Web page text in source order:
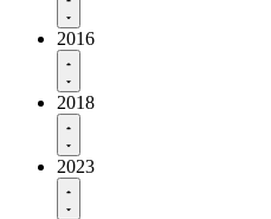
2016
2018
2023